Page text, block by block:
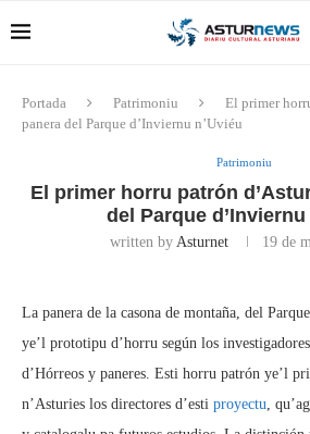
Portada Patrimoniu
El primer
panera del Parque d’Inviernu n’Uviéu
Patrimoniu
El primer horru patrón
del Parque d’Inviernu
written by Asturnet 19 de
La panera de la casona de montaña, del
ye’l prototipu d’horru según los
d’Hórreos y paneres. Esti horru patrón ye’l
n’Asturies los directores d’esti proyectu,